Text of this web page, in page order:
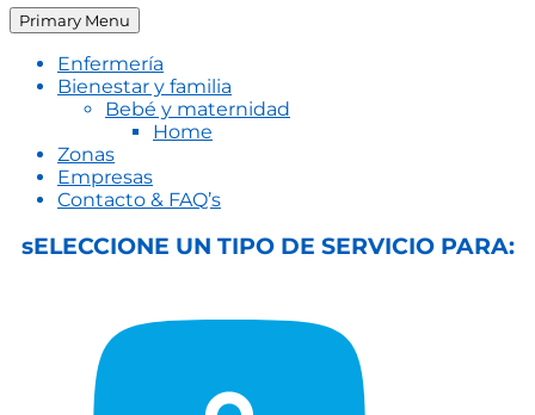
Primary Menu
Enfermería
Bienestar y familia
Bebé y maternidad
Home
Zonas
Empresas
Contacto & FAQ’s
sELECCIONE UN TIPO DE SERVICIO PARA: